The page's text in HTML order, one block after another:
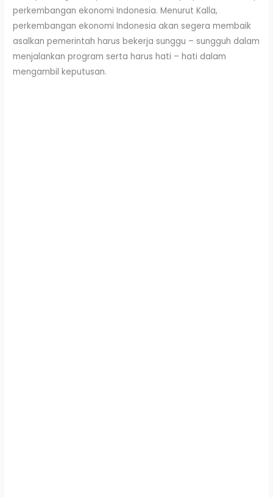
perkembangan ekonomi Indonesia. Menurut Kalla,
perkembangan ekonomi Indonesia akan segera membaik
asalkan pemerintah harus bekerja sunggu – sungguh dalam
menjalankan program serta harus hati – hati dalam
mengambil keputusan.